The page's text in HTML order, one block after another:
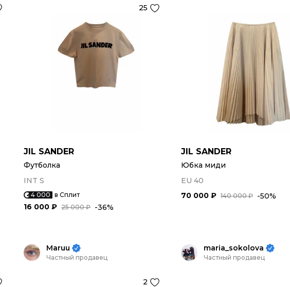
25
JIL SANDER
Футболка
INT S
4 000 в Сплит
25 000 ₽
16 000 ₽ -36%
JIL SANDER
Юбка миди
EU 40
140 000 ₽
70 000 ₽ -50%
Maruu
Частный продавец
2
maria_sokolova
Частный продавец